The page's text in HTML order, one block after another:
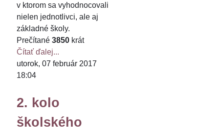
v ktorom sa vyhodnocovali
nielen jednotlivci, ale aj
základné školy.
Prečítané 3850 krát
Čítať ďalej...
utorok, 07 február 2017
18:04
2. kolo
školského